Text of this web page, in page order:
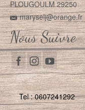
PLOUGOULM 29250
maryselj@orange.fr
Nous Suivre
Tel : 0607241292